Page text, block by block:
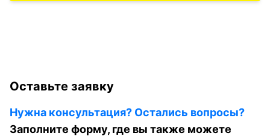
Оставьте заявку
Нужна консультация? Остались вопросы?
Заполните форму, где вы также можете